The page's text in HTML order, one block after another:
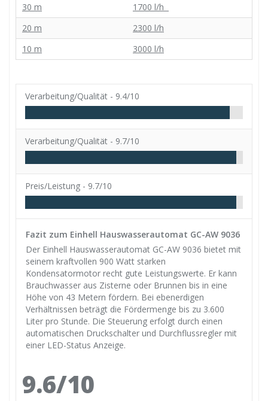
30 m
1700 l/h
20 m
2300 l/h
10 m
3000 l/h
Verarbeitung/Qualität - 9.4/10
Verarbeitung/Qualität - 9.7/10
Preis/Leistung - 9.7/10
Fazit zum Einhell Hauswasserautomat GC-AW 9036
Der Einhell Hauswasserautomat GC-AW 9036 bietet mit
seinem kraftvollen 900 Watt starken
Kondensatormotor recht gute Leistungswerte. Er kann
Brauchwasser aus Zisterne oder Brunnen bis in eine
Höhe von 43 Metern fördern. Bei ebenerdigen
Verhältnissen beträgt die Fördermenge bis zu 3.600
Liter pro Stunde. Die Steuerung erfolgt durch einen
automatischen Druckschalter und Durchflussregler mit
einer LED-Status Anzeige.
9.6/10